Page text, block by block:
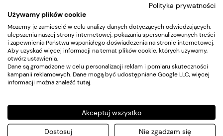
zrogowacenia oraz usuniemy szpecące skórki. Frez nie
przenosi ciepła, więc nie powstaje nieprzyjemne uczucia
grzania.
ZASTOSOWANIE:
Frez gumowy szlifujący, polerujący i nabłyszczający o
drobnej ziarnistości. Można go zastosować do nabłyszczania
paznokci naturalnych, akrylowych i żelowych. Oprócz
idealnemu nabłyszczeniu płytki paznokciowej delikatne
niweluje jej niedoskonałości.
- rozmiar:L 11,5 mm, Ø 4,0 mm
Polityka prywatności
Używamy plików cookie
Możemy je zamieścić w celu analizy danych dotyczących odwiedzających,
ulepszenia naszej strony internetowej, pokazania spersonalizowanych treści
i zapewnienia Państwu wspaniałego doświadczenia na stronie internetowej.
Aby uzyskać więcej informacji na temat plików cookie, których używamy,
otwórz ustawienia.
Dane są gromadzone w celu personalizacji reklam i pomiaru skuteczności
kampanii reklamowych. Dane mogą być udostępniane Google LLC, więcej
informacji można znaleźć tutaj
Akceptuj wszystko
Dostosuj Nie zgadzam się